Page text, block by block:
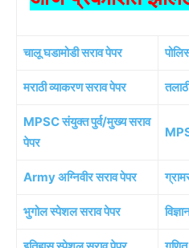
चालू घडामोडी सराव पेपर
मराठी व्याकरण सराव पेपर
MPSC संयुक्त पुर्व/मुख्य सराव
पेपर
Army अग्निवीर सराव पेपर
भुगोल स्पेशल सराव पेपर